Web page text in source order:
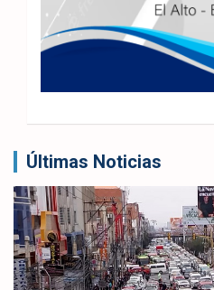
Últimas Noticias